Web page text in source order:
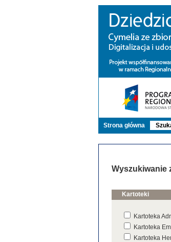
Strona główna
Wyszukiwanie
Kartoteki
Kartoteka
Kartoteka
Kartoteka